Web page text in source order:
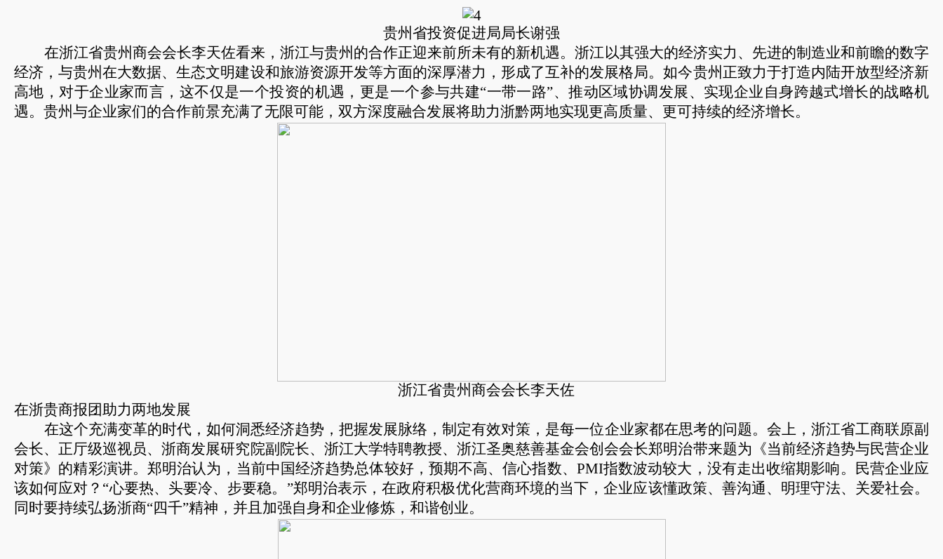
贵州省投资促进局局长谢强
在浙江省贵州商会会长李天佐看来，浙江与贵州的合作正迎来前所未有的新机遇。浙江以其强大的经济实力、先进的制造业和前瞻的数字
经济，与贵州在大数据、生态文明建设和旅游资源开发等方面的深厚潜力，形成了互补的发展格局。如今贵州正致力于打造内陆开放型经济新
高地，对于企业家而言，这不仅是一个投资的机遇，更是一个参与共建“一带一路”、推动区域协调发展、实现企业自身跨越式增长的战略机
遇。贵州与企业家们的合作前景充满了无限可能，双方深度融合发展将助力浙黔两地实现更高质量、更可持续的经济增长。
浙江省贵州商会会长李天佐
在浙贵商报团助力两地发展
在这个充满变革的时代，如何洞悉经济趋势，把握发展脉络，制定有效对策，是每一位企业家都在思考的问题。会上，浙江省工商联原副
会长、正厅级巡视员、浙商发展研究院副院长、浙江大学特聘教授、浙江圣奥慈善基金会创会会长郑明治带来题为《当前经济趋势与民营企业
对策》的精彩演讲。郑明治认为，当前中国经济趋势总体较好，预期不高、信心指数、 PMI指数波动较大，没有走出收缩期影响。民营企业应
该如何应对？“心要热、头要冷、步要稳。”郑明治表示，在政府积极优化营商环境的当下，企业应该懂政策、善沟通、明理守法、关爱社会。
同时要持续弘扬浙商“四千”精神，并且加强自身和企业修炼，和谐创业。